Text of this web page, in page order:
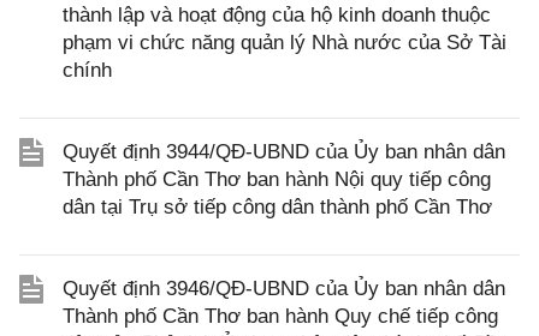
thành lập và hoạt động của hộ kinh doanh thuộc
phạm vi chức năng quản lý Nhà nước của Sở Tài
chính
Quyết định 3944/QĐ-UBND của Ủy ban nhân dân
Thành phố Cần Thơ ban hành Nội quy tiếp công
dân tại Trụ sở tiếp công dân thành phố Cần Thơ
Quyết định 3946/QĐ-UBND của Ủy ban nhân dân
Thành phố Cần Thơ ban hành Quy chế tiếp công